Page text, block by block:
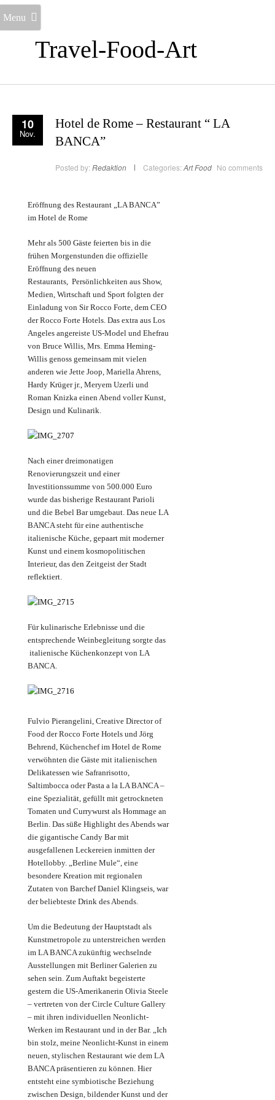
Travel-Food-Art
Menu
10
Nov.
Hotel de Rome – Restaurant “ LA
BANCA”
Posted by: Redaktion Categories: ArtFood No comments
Eröffnung des Restaurant „LA BANCA”
im Hotel de Rome
Mehr als 500 Gäste feierten bis in die
frühen Morgenstunden die offizielle
Eröffnung des neuen
Restaurants, Persönlichkeiten aus Show,
Medien, Wirtschaft und Sport folgten der
Einladung von Sir Rocco Forte, dem CEO
der Rocco Forte Hotels. Das extra aus Los
Angeles angereiste US-Model und Ehefrau
von Bruce Willis, Mrs. Emma Heming-
Willis genoss gemeinsam mit vielen
anderen wie Jette Joop, Mariella Ahrens,
Hardy Krüger jr., Meryem Uzerli und
Roman Knizka einen Abend voller Kunst,
Design und Kulinarik.
Nach einer dreimonatigen
Renovierungszeit und einer
Investitionssumme von 500.000 Euro
wurde das bisherige Restaurant Parioli
und die Bebel Bar umgebaut. Das neue LA
BANCA steht für eine authentische
italienische Küche, gepaart mit moderner
Kunst und einem kosmopolitischen
Interieur, das den Zeitgeist der Stadt
reflektiert.
Für kulinarische Erlebnisse und die
entsprechende Weinbegleitung sorgte das
italienische Küchenkonzept von LA
BANCA.
Fulvio Pierangelini, Creative Director of
Food der Rocco Forte Hotels und Jörg
Behrend, Küchenchef im Hotel de Rome
verwöhnten die Gäste mit italienischen
Delikatessen wie Safranrisotto,
Saltimbocca oder Pasta a la LA BANCA –
eine Spezialität, gefüllt mit getrockneten
Tomaten und Currywurst als Hommage an
Berlin. Das süße Highlight des Abends war
die gigantische Candy Bar mit
ausgefallenen Leckereien inmitten der
Hotellobby. „Berline Mule“, eine
besondere Kreation mit regionalen
Zutaten von Barchef Daniel Klingseis, war
der beliebteste Drink des Abends.
Um die Bedeutung der Hauptstadt als
Kunstmetropole zu unterstreichen werden
im LA BANCA zukünftig wechselnde
Ausstellungen mit Berliner Galerien zu
sehen sein. Zum Auftakt begeisterte
gestern die US-Amerikanerin Olivia Steele
– vertreten von der Circle Culture Gallery
– mit ihren individuellen Neonlicht-
Werken im Restaurant und in der Bar. „Ich
bin stolz, meine Neonlicht-Kunst in einem
neuen, stylischen Restaurant wie dem LA
BANCA präsentieren zu können. Hier
entsteht eine symbiotische Beziehung
zwischen Design, bildender Kunst und der